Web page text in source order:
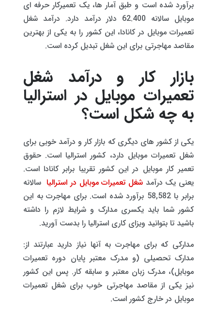
برآورد شده است و طبق آمار ها، یک تعمیرکار حرفه ای
موبایل سالانه 62.400 دلار درآمد دارد. درآمد شغل
تعمیرات موبایل در کانادا، این کشور را به یکی از بهترین
مقاصد مهاجرتی برای این شغل تبدیل کرده است.
بازار کار و درآمد شغل
تعمیرات موبایل در استرالیا
به چه شکل است؟
یکی از کشور های دیگری که بازار کار و درآمد خوبی برای
شغل تعمیرات موبایل دارد، کشور استرالیا است. حقوق
تعمیر کار موبایل در این کشور تقریبا برابر کانادا است.
یعنی یک درآمد شغل تعمیرات موبایل در استرالیاسالانه
برابر با 58,582 برآورد شده است. برای مهاجرت به این
کشور شما باید یکسری مدارک و شرایط لازم را داشته
باشید تا بتوانید ویزای کاری استرالیا را بدست آورید.
مدارکی که برای مهاجرت به آنها نیاز دارید عبارتند از:
مدارک تحصیلی (و مدرک معتبر پایان دوره تعمیرات
موبایل)، مدرک زبان معتبر و سابقه کار. پس این کشور
نیز یکی از مقاصد مهاجرتی خوب برای شغل تعمیرات
موبایل در خارج کشور است.